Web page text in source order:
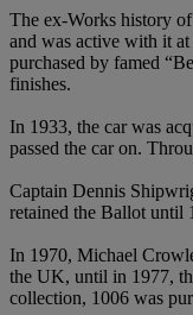
The ex-Works history
and was active with it
purchased by famed
finishes.
In 1933, the car was
passed the car on.
Captain Dennis
retained the Ballot until
In 1970, Michael
the UK, until in 1977,
collection, 1006 was